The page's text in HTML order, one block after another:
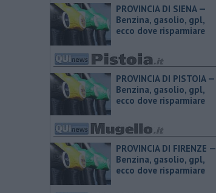
PROVINCIA DI SIENA — ​
Benzina, gasolio, gpl,
ecco dove risparmiare
PROVINCIA DI PISTOIA — ​
Benzina, gasolio, gpl,
ecco dove risparmiare
PROVINCIA DI FIRENZE — ​
Benzina, gasolio, gpl,
ecco dove risparmiare